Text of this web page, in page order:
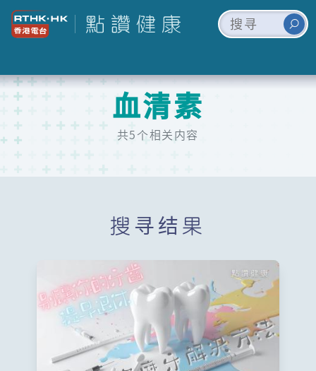
血清素
共5个相关内容
搜寻结果